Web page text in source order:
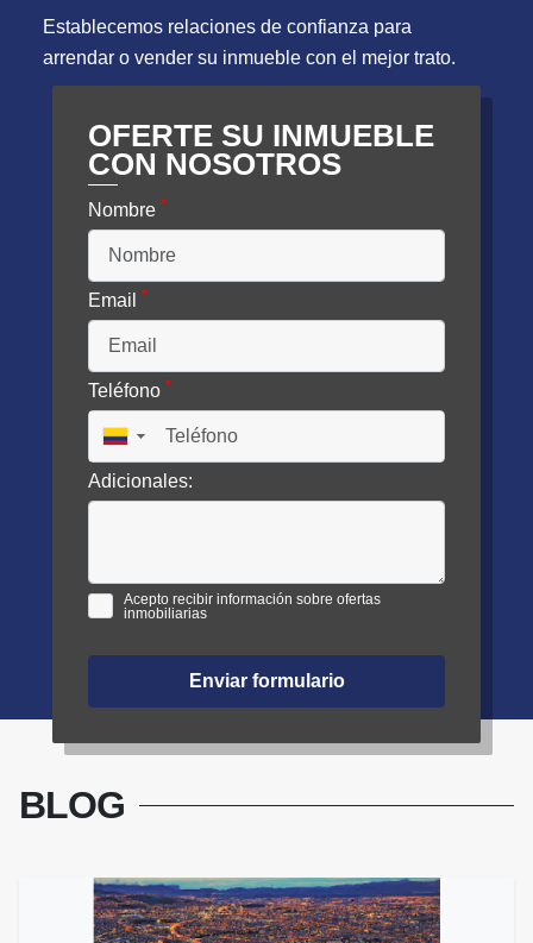
Establecemos relaciones de confianza para
arrendar o vender su inmueble con el mejor trato.
OFERTE SU INMUEBLE
CON NOSOTROS
Nombre *
Email *
Teléfono *
▼
Adicionales:
Acepto recibir información sobre ofertas
inmobiliarias
Enviar formulario
BLOG